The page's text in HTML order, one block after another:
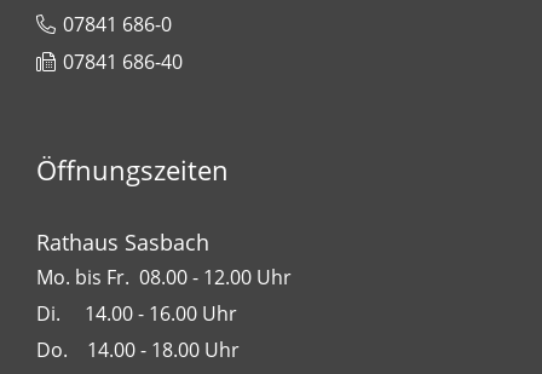
07841 686-0
07841 686-40
Öffnungszeiten
Rathaus Sasbach
Mo. bis Fr. 08.00 - 12.00 Uhr
Di. 14.00 - 16.00 Uhr
Do. 14.00 - 18.00 Uhr